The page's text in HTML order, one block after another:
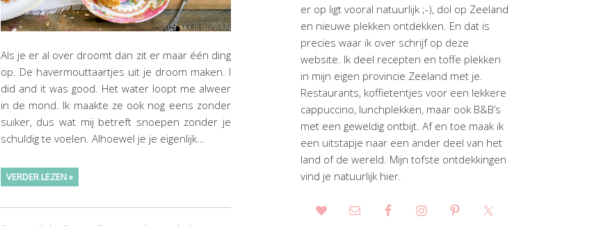
Als je er al over droomt dan zit er maar één ding
op. De havermouttaartjes uit je droom maken. I
did and it was good. Het water loopt me alweer
in de mond. Ik maakte ze ook nog eens zonder
suiker, dus wat mij betreft snoepen zonder je
schuldig te voelen. Alhoewel je je eigenlijk…
VERDER LEZEN »
er op ligt vooral natuurlijk ;-), dol op Zeeland
en nieuwe plekken ontdekken. En dat is
precies waar ik over schrijf op deze
website. Ik deel recepten en toffe plekken
in mijn eigen provincie Zeeland met je.
Restaurants, koffietentjes voor een lekkere
cappuccino, lunchplekken, maar ook B&B’s
met een geweldig ontbijt. Af en toe maak ik
een uitstapje naar een ander deel van het
land of de wereld. Mijn tofste ontdekkingen
vind je natuurlijk hier.